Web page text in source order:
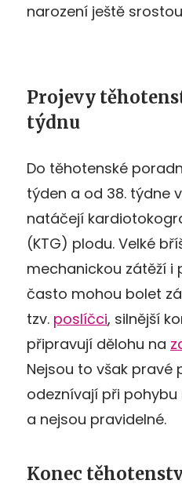
narození ještě
Projevy
týdnu
Do těhotenské
týden a od 38. týdne
natáčejí
(KTG) plodu. Velké
mechanickou zátěží
často mohou bolet
tzv. poslíčci, silnější
připravují dělohu na
Nejsou to však pravé
odeznívají při
a nejsou pravidelné.
Konec